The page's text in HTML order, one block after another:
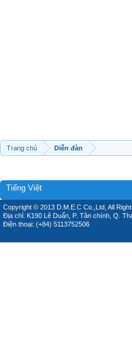
Trang chủ Diễn đàn
Tiếng Việt
Copyright © 2013 D.M.E.C Co.,Ltd, All
Địa chỉ: K190 Lê Duẩn, P. Tân chính, Q.
Điện thoại: (+84) 5113752506